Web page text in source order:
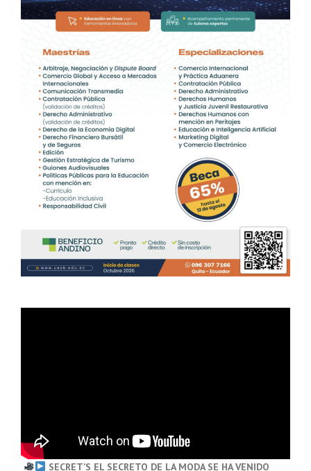
SECRET’S EL SECRETO DE LA MODA SE HA VENIDO